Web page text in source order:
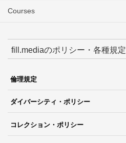
Courses
fill.mediaのポリシー・各種規定
倫理規定
ダイバーシティ・ポリシー
コレクション・ポリシー